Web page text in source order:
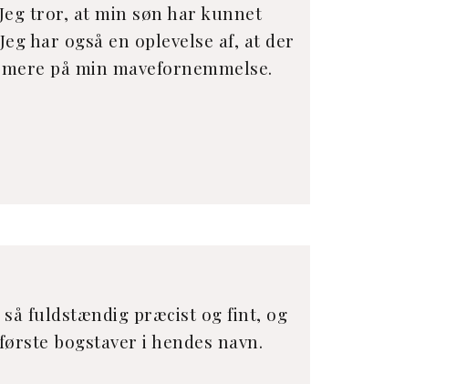
tror, at min søn har kunnet
har også en oplevelse af, at der
på min mavefornemmelse.
så fuldstændig præcist og fint, og
bogstaver i hendes navn.